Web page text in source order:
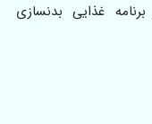
غذایی بدنسازی